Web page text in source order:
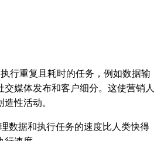
行重复且耗时的任务，例如数据输
交媒体发布和客户细分。这使营销人
性活动。
数据和执行任务的速度比人类快得